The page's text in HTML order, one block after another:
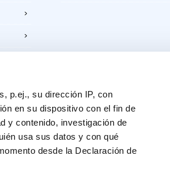
p.ej., su dirección IP, con
en su dispositivo con el fin de
y contenido, investigación de
usa sus datos y con qué
desde la Declaración de